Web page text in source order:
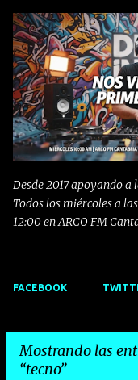
Desde 2017 apoyando a
Todos los miércoles a
12:00 en ARCO FM
FACEBOOK
Mostrando las
tecno